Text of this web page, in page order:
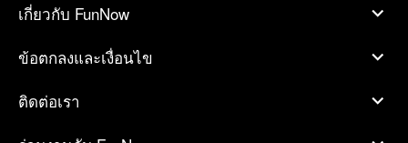
เกี่ยวกับ FunNow
ข้อตกลงและเงื่อนไข
ติดต่อเรา